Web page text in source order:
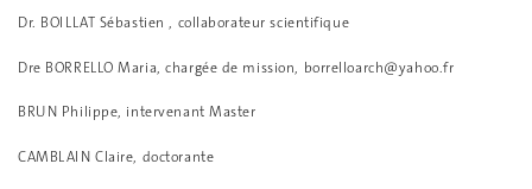
Dr. BOILLAT Sébastien , collaborateur scientifique
Dre BORRELLO Maria, chargée de mission, borrelloarch@yahoo.fr
BRUN Philippe, intervenant Master
CAMBLAIN Claire, doctorante